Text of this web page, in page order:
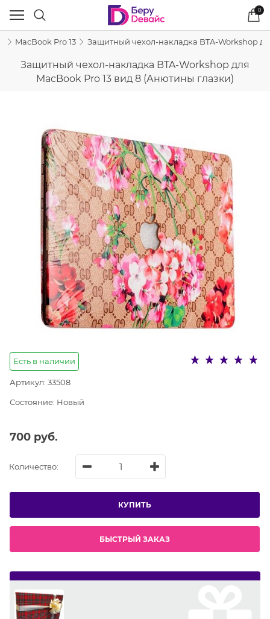
0
MacBook Pro 13 Защитный чехол-накладка BTA-Workshop
Защитный чехол-накладка BTA-Workshop для
MacBook Pro 13 вид 8 (Анютины глазки)
Есть в наличии
Артикул: 33508
Состояние: Новый
700 руб.
Количество:
КУПИТЬ
БЫСТРЫЙ ЗАКАЗ